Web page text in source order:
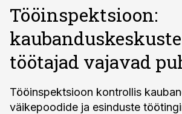
Tööinspektsioon:
töötajad vajavad
Tööinspektsioon kontrollis
väikepoodide ja esinduste